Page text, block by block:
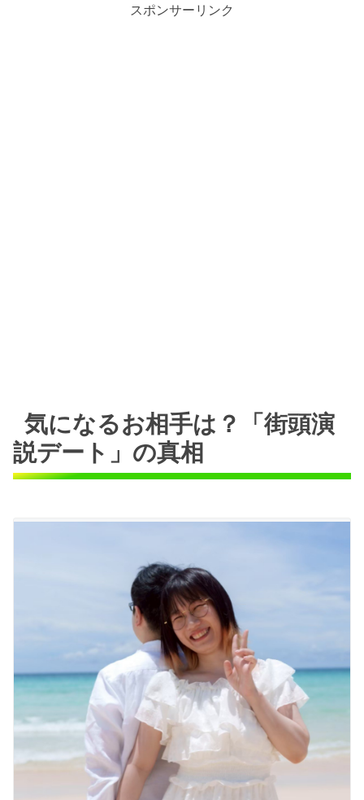
スポンサーリンク
気になるお相手は？「街頭演
説デート」の真相